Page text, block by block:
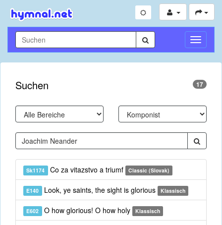
Suchen 17
Sk1174 Co za vitazstvo a triumf Classic (Slovak)
E140 Look, ye saints, the sight is glorious Klassisch
E602 O how glorious! O how holy Klassisch